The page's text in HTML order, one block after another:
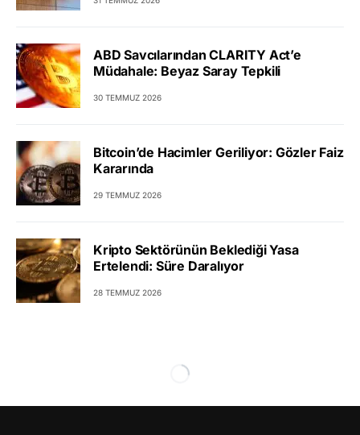
ABD Savcılarından CLARITY Act’e
Müdahale: Beyaz Saray Tepkili
30 TEMMUZ 2026
Bitcoin’de Hacimler Geriliyor: Gözler Faiz
Kararında
29 TEMMUZ 2026
Kripto Sektörünün Beklediği Yasa
Ertelendi: Süre Daralıyor
28 TEMMUZ 2026